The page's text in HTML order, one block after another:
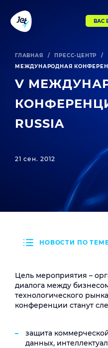
ВАС
ГЛАВНАЯ / ПРЕСС-ЦЕНТР /
МЕЖДУНАРОДНАЯ
V
RUSSIA
21 сен. 2012
НОВОСТИ ПО
Цель мероприятия –
диалога между
технологического
конференции станут
защита
данных,